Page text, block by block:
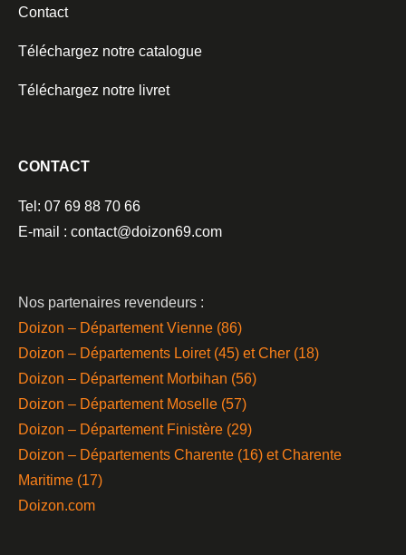
Contact
Téléchargez notre catalogue
Téléchargez notre livret
CONTACT
Tel: 07 69 88 70 66
E-mail : contact@doizon69.com
Nos partenaires revendeurs :
Doizon – Département Vienne (86)
Doizon – Départements Loiret (45) et Cher (18)
Doizon – Département Morbihan (56)
Doizon – Département Moselle (57)
Doizon – Département Finistère (29)
Doizon – Départements Charente (16) et Charente
Maritime (17)
Doizon.com